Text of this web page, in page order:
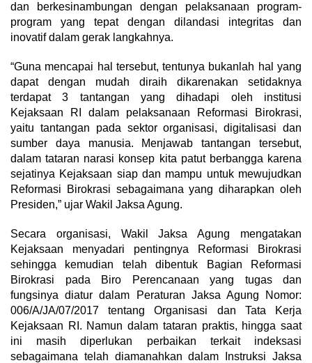
dan berkesinambungan dengan pelaksanaan program-
program yang tepat dengan dilandasi integritas dan
inovatif dalam gerak langkahnya.
“Guna mencapai hal tersebut, tentunya bukanlah hal yang
dapat dengan mudah diraih dikarenakan setidaknya
terdapat 3 tantangan yang dihadapi oleh institusi
Kejaksaan RI dalam pelaksanaan Reformasi Birokrasi,
yaitu tantangan pada sektor organisasi, digitalisasi dan
sumber daya manusia. Menjawab tantangan tersebut,
dalam tataran narasi konsep kita patut berbangga karena
sejatinya Kejaksaan siap dan mampu untuk mewujudkan
Reformasi Birokrasi sebagaimana yang diharapkan oleh
Presiden,” ujar Wakil Jaksa Agung.
Secara organisasi, Wakil Jaksa Agung mengatakan
Kejaksaan menyadari pentingnya Reformasi Birokrasi
sehingga kemudian telah dibentuk Bagian Reformasi
Birokrasi pada Biro Perencanaan yang tugas dan
fungsinya diatur dalam Peraturan Jaksa Agung Nomor:
006/A/JA/07/2017 tentang Organisasi dan Tata Kerja
Kejaksaan RI. Namun dalam tataran praktis, hingga saat
ini masih diperlukan perbaikan terkait indeksasi
sebagaimana telah diamanahkan dalam Instruksi Jaksa